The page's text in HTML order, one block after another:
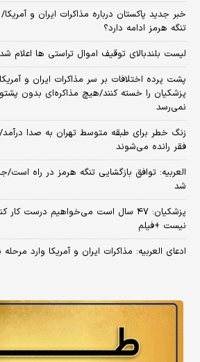
خبر جدید پاکستان درباره مذاکرات ایران و
تنگه هرمز ادامه دارد؟
لیست بلندبالای توقیف اموال تراستی ها اعلام شد
پشت پرده اختلافات بر سر مذاکرات ایران و
پزشکیان را خسته کنند/هیچ مذاکره‌ای بدون
نمی‌رسد
زنگ خطر برای طبقه متوسط تهران به صدا
فقر رانده می‌شوند
شد
پزشکیان: ۴۷ سال است می‌خواهیم درست
نیست +فیلم
ادعای العربیه: مذاکرات ایران و آمریکا وارد